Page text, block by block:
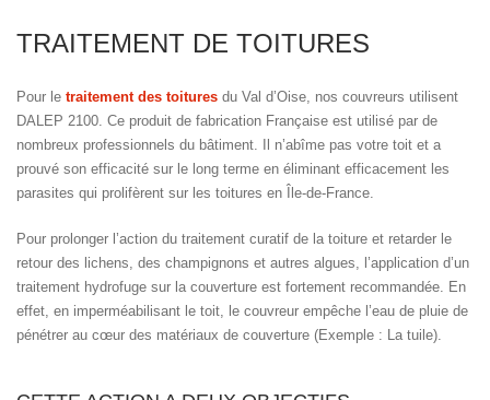
TRAITEMENT DE TOITURES
Pour le traitement des toitures du Val d’Oise, nos couvreurs utilisent
DALEP 2100. Ce produit de fabrication Française est utilisé par de
nombreux professionnels du bâtiment. Il n’abîme pas votre toit et a
prouvé son efficacité sur le long terme en éliminant efficacement les
parasites qui prolifèrent sur les toitures en Île-de-France.
Pour prolonger l’action du traitement curatif de la toiture et retarder le
retour des lichens, des champignons et autres algues, l’application d’un
traitement hydrofuge sur la couverture est fortement recommandée. En
effet, en imperméabilisant le toit, le couvreur empêche l’eau de pluie de
pénétrer au cœur des matériaux de couverture (Exemple : La tuile).